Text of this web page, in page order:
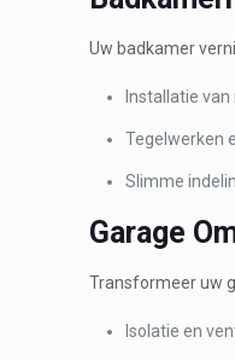
Uw badkamer
Installatie
Tegelwerken
Slimme
Garage
Transformeer uw
Isolatie en